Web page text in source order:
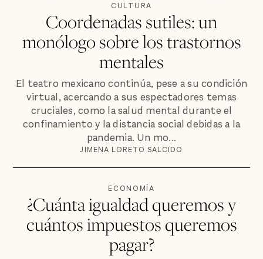
CULTURA
Coordenadas sutiles: un
monólogo sobre los trastornos
mentales
El teatro mexicano continúa, pese a su condición
virtual, acercando a sus espectadores temas
cruciales, como la salud mental durante el
confinamiento y la distancia social debidas a la
pandemia. Un mo...
JIMENA LORETO SALCIDO
ECONOMÍA
¿Cuánta igualdad queremos y
cuántos impuestos queremos
pagar?